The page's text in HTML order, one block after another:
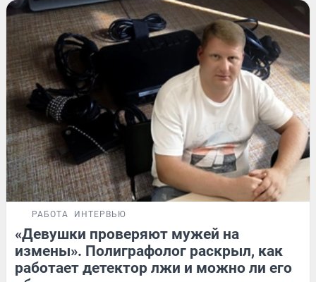
РАБОТА ИНТЕРВЬЮ
«Девушки проверяют мужей на
измены». Полиграфолог раскрыл, как
работает детектор лжи и можно ли его